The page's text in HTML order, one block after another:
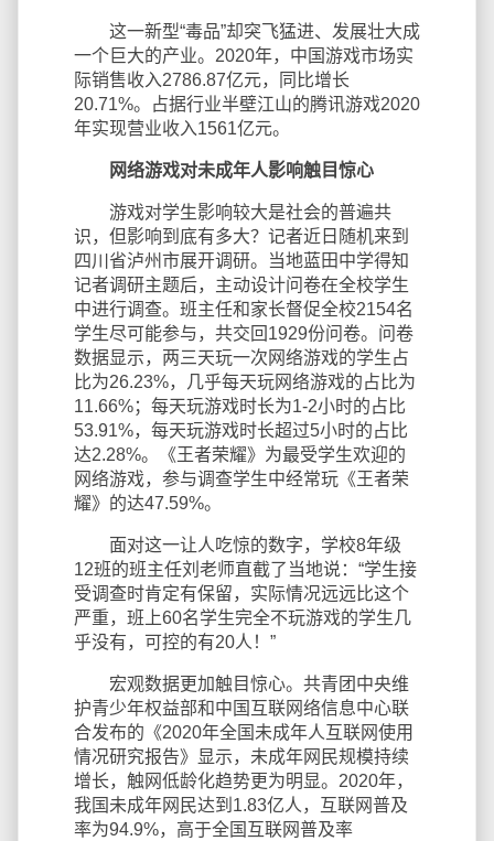
这一新型“毒品”却突飞猛进、发展壮大成
一个巨大的产业。2020年，中国游戏市场实
际销售收入2786.87亿元，同比增长
20.71%。占据行业半壁江山的腾讯游戏2020
年实现营业收入1561亿元。
网络游戏对未成年人影响触目惊心
游戏对学生影响较大是社会的普遍共
识，但影响到底有多大？记者近日随机来到
四川省泸州市展开调研。当地蓝田中学得知
记者调研主题后，主动设计问卷在全校学生
中进行调查。班主任和家长督促全校2154名
学生尽可能参与，共交回1929份问卷。问卷
数据显示，两三天玩一次网络游戏的学生占
比为26.23%，几乎每天玩网络游戏的占比为
11.66%；每天玩游戏时长为1-2小时的占比
53.91%，每天玩游戏时长超过5小时的占比
达2.28%。《王者荣耀》为最受学生欢迎的
网络游戏，参与调查学生中经常玩《王者荣
耀》的达47.59%。
面对这一让人吃惊的数字，学校8年级
12班的班主任刘老师直截了当地说：“学生接
受调查时肯定有保留，实际情况远远比这个
严重，班上60名学生完全不玩游戏的学生几
乎没有，可控的有20人！”
宏观数据更加触目惊心。共青团中央维
护青少年权益部和中国互联网络信息中心联
合发布的《2020年全国未成年人互联网使用
情况研究报告》显示，未成年网民规模持续
增长，触网低龄化趋势更为明显。2020年，
我国未成年网民达到1.83亿人，互联网普及
率为94.9%，高于全国互联网普及率